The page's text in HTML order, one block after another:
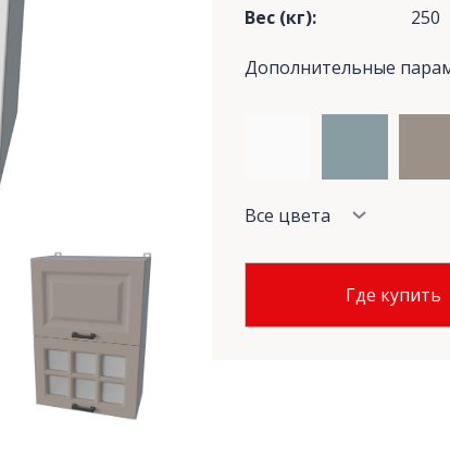
Вес (кг): 250
Дополнительные
Все цвета
Где купить